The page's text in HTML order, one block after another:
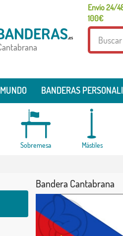
Envío 24/
100€
BANDERAS
Sobremesa Mástiles
Bandera Cantabrana